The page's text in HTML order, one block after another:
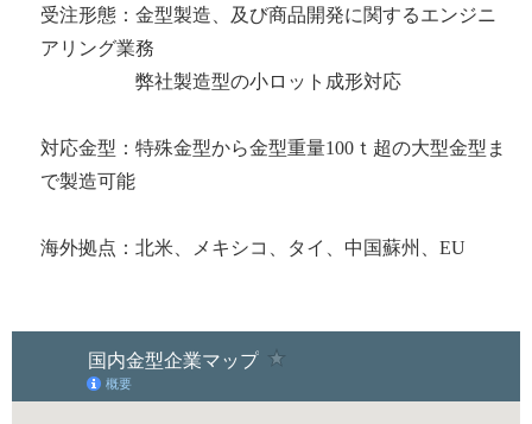
受注形態：金型製造、及び商品開発に関するエンジニ
アリング業務
弊社製造型の小ロット成形対応
対応金型：特殊金型から金型重量100ｔ超の大型金型ま
で製造可能
海外拠点：北米、メキシコ、タイ、中国蘇州、EU